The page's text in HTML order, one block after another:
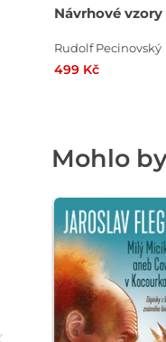
Návrhové vzory
Rudolf Pecinovský
499 Kč
Mohlo